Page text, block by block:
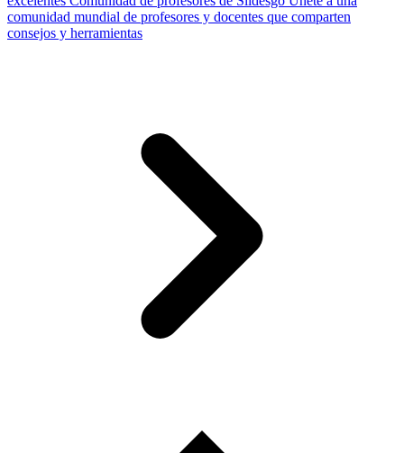
comunidad mundial de profesores y docentes que comparten
consejos y herramientas